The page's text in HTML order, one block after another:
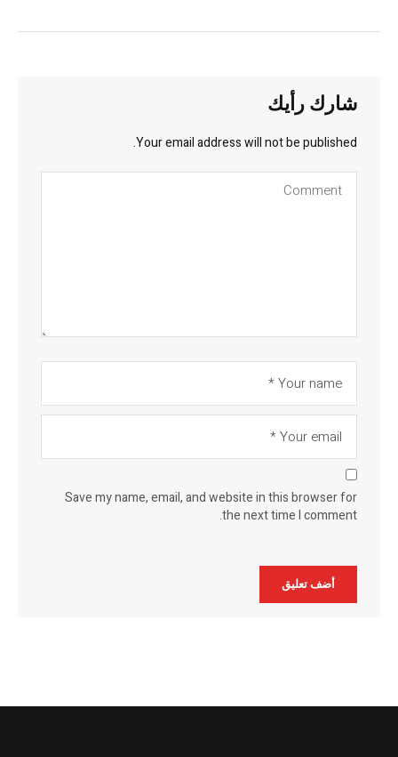
شارك رأيك
Your email address will not be published.
Save my name, email, and website in this browser for
the next time I comment.